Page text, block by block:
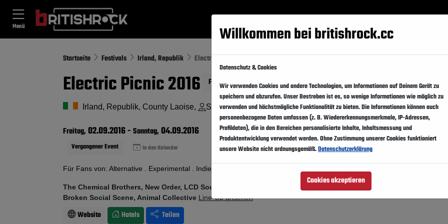
Menü
Festivals
Startseite Festivals Irland, Republik Electric Picnic 2016
Electric Picnic 2016 Folgen
Irland, Republik, County Laoise, Stradbally Hall Esta
Freitag, 02.09.2016- Sonntag, 04.09.2016
Vergangener Event In den Kalender
Für Fans von: Alternative . Experimental . Indie
The Chemical Brothers, New Order, LCD Soundsystem, Lana Del Rey, Super Furry Animals,
Broken Social Scene, Animal Collective Line-Up ansehen
Website Hotels Teilen
Willkommen bei britishrock.cc
Datenschutz & Cookies
Wir verwenden Cookies und andere Technologien, um Informationen auf Deinem Gerät zu
speichern und abzurufen. Unser Bestreben ist es, so wenige Informationen wie möglich zu
verwenden und höchstmögliche Funktionalität zu bieten. Die Informationen können auch
personenbezogene Daten umfassen (z. B. Wiedererkennungsmerkmale, IP-Adressen,
Profildaten), die in den Bereichen personalisierte Inhalte, Inhaltsmessung und
Produktentwicklung verwendet werden. Ohne Zustimmung unserer Cookies funktioniert
unsere Website nicht ordnungsgemäß.Datenschutzerklärung
Cookies akzeptieren